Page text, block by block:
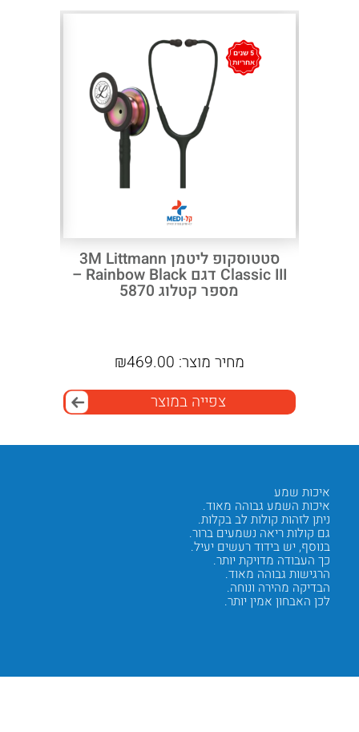
סטטוסקופ ליטמן 3M Littmann
Classic III דגם Rainbow Black –
מספר קטלוג 5870
מחיר מוצר: ₪469.00
צפייה במוצר
איכות שמע
איכות השמע גבוהה מאוד.
ניתן לזהות קולות לב בקלות.
גם קולות ריאה נשמעים ברור.
בנוסף, יש בידוד רעשים יעיל.
כך העבודה מדויקת יותר.
הרגישות גבוהה מאוד.
הבדיקה מהירה ונוחה.
לכן האבחון אמין יותר.